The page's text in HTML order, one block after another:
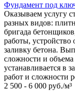
Фундамент под
Оказываем услугу
разных видов:
бригада
работы, устройство
заливку бетона.
сложности и
устанавливается в
работ и сложности
2 500 - 6 000 руб./м³